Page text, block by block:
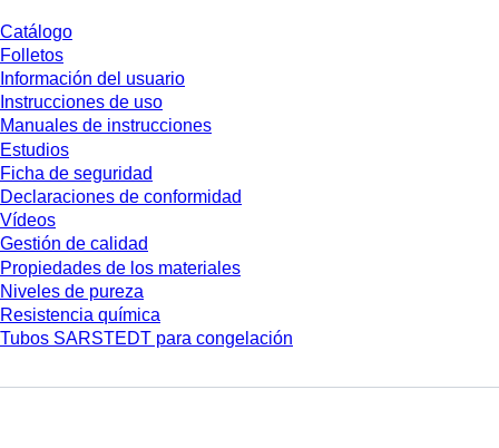
Catálogo
Folletos
Información del usuario
Instrucciones de uso
Manuales de instrucciones
Estudios
Ficha de seguridad
Declaraciones de conformidad
Vídeos
Gestión de calidad
Propiedades de los materiales
Niveles de pureza
Resistencia química
Tubos SARSTEDT para congelación